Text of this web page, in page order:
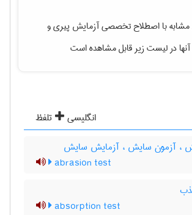
مشابه با اصطلاح تخصصیآزمایش پیریو
در لیست زیر قابل مشاهده است
انگلیسی
تلفظ
آزمون سایش ، آزمایش سایش
abrasion test
absorption test